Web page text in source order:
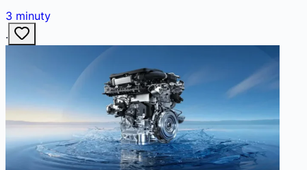
3 minuty
·